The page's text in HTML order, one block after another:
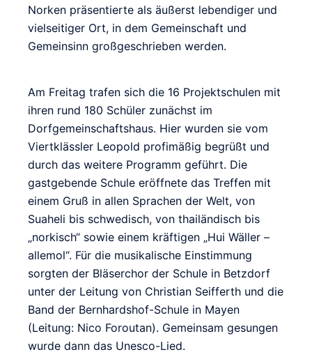
Norken präsentierte als äußerst lebendiger und
vielseitiger Ort, in dem Gemeinschaft und
Gemeinsinn großgeschrieben werden.
Am Freitag trafen sich die 16 Projektschulen mit
ihren rund 180 Schüler zunächst im
Dorfgemeinschaftshaus. Hier wurden sie vom
Viertklässler Leopold profimäßig begrüßt und
durch das weitere Programm geführt. Die
gastgebende Schule eröffnete das Treffen mit
einem Gruß in allen Sprachen der Welt, von
Suaheli bis schwedisch, von thailändisch bis
„norkisch“ sowie einem kräftigen „Hui Wäller –
allemol“. Für die musikalische Einstimmung
sorgten der Bläserchor der Schule in Betzdorf
unter der Leitung von Christian Seifferth und die
Band der Bernhardshof-Schule in Mayen
(Leitung: Nico Foroutan). Gemeinsam gesungen
wurde dann das Unesco-Lied.